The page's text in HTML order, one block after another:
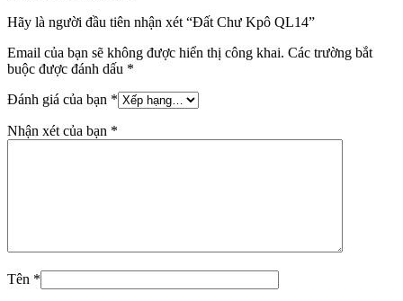
Hãy là người đầu tiên nhận xét “Đất Chư Kpô QL14”
Email của bạn sẽ không được hiển thị công khai. Các trường bắt
buộc được đánh dấu *
Đánh giá của bạn *
Nhận xét của bạn *
Tên *